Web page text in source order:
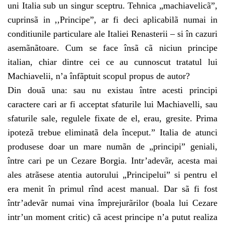
uni Italia sub un singur sceptru. Tehnica „machiavelicã”,
cuprinsã in ,,Principe”, ar fi deci aplicabilã numai in
conditiunile particulare ale Italiei Renasterii – si în cazuri
asemãnãtoare. Cum se face însã cã niciun principe
italian, chiar dintre cei ce au cunnoscut tratatul lui
Machiavelii, n’a înfãptuit scopul propus de autor?
Din douã una: sau nu existau între acesti principi
caractere cari ar fi acceptat sfaturile lui Machiavelli, sau
sfaturile sale, regulele fixate de el, erau, gresite. Prima
ipotezã trebue eliminatã dela început.” Italia de atunci
produsese doar un mare numãn de „principi” geniali,
între cari pe un Cezare Borgia. Intr’adevãr, acesta mai
ales atrãsese atentia autorului „Principelui” si pentru el
era menit în primul rînd acest manual. Dar sã fi fost
într’adevãr numai vina împrejurãrilor (boala lui Cezare
intr’un moment critic) cã acest principe n’a putut realiza